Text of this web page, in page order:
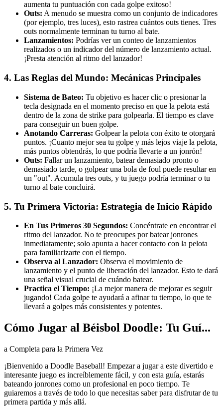
aumenta tu puntuación con cada golpe exitoso!
Outs: A menudo se muestra como un conjunto de indicadores
(por ejemplo, tres luces), esto rastrea cuántos outs tienes. Tres
outs normalmente terminan tu turno al bate.
Lanzamientos: Podrías ver un conteo de lanzamientos
realizados o un indicador del número de lanzamiento actual.
¡Presta atención al ritmo del lanzador!
4. Las Reglas del Mundo: Mecánicas Principales
Sistema de Bateo: Tu objetivo es hacer clic o presionar la
tecla designada en el momento preciso en que la pelota está
dentro de la zona de strike para golpearla. El tiempo es clave
para conseguir un buen golpe.
Anotando Carreras: Golpear la pelota con éxito te otorgará
puntos. ¡Cuanto mejor sea tu golpe y más lejos viaje la pelota,
más puntos obtendrás, lo que podría llevarte a un jonrón!
Outs: Fallar un lanzamiento, batear demasiado pronto o
demasiado tarde, o golpear una bola de foul puede resultar en
un "out". Acumula tres outs, y tu juego podría terminar o tu
turno al bate concluirá.
5. Tu Primera Victoria: Estrategia de Inicio Rápido
En Tus Primeros 30 Segundos: Concéntrate en encontrar el
ritmo del lanzador. No te preocupes por batear jonrones
inmediatamente; solo apunta a hacer contacto con la pelota
para familiarizarte con el tiempo.
Observa al Lanzador: Observa el movimiento de
lanzamiento y el punto de liberación del lanzador. Esto te dará
una señal visual crucial de cuándo batear.
Practica el Tiempo: ¡La mejor manera de mejorar es seguir
jugando! Cada golpe te ayudará a afinar tu tiempo, lo que te
llevará a golpes más consistentes y potentes.
Cómo Jugar al Béisbol Doodle: Tu Guí...
a Completa para la Primera Vez
¡Bienvenido a Doodle Baseball! Empezar a jugar a este divertido e
interesante juego es increíblemente fácil, y con esta guía, estarás
bateando jonrones como un profesional en poco tiempo. Te
guiaremos a través de todo lo que necesitas saber para disfrutar de tu
primera partida y más allá.